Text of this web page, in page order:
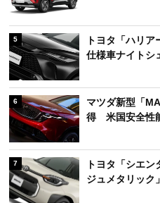
5
トヨタ「ハリ
仕様車ナイトシ
6
マツダ新型「
得 米国安全性
7
トヨタ「シエ
ジュメタリック